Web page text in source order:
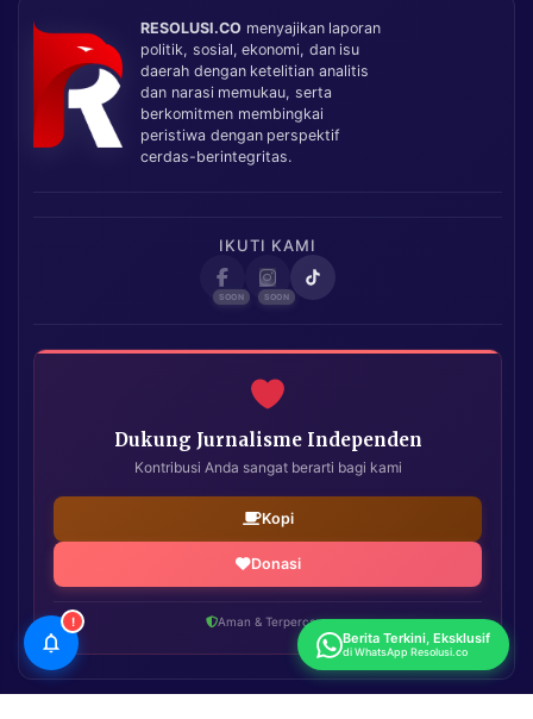
RESOLUSI.CO menyajikan laporan
politik, sosial, ekonomi, dan isu
daerah dengan ketelitian analitis
dan narasi memukau, serta
berkomitmen membingkai
peristiwa dengan perspektif
cerdas-berintegritas.
IKUTI KAMI
Dukung Jurnalisme Independen
Kontribusi Anda sangat berarti bagi kami
Kopi
Donasi
Aman & Terpercaya
!
Berita Terkini, Eksklusif
di WhatsApp Resolusi.co